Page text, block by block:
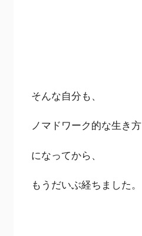
そんな自分も、
ノマドワーク的な生き方
になってから、
もうだいぶ経ちました。